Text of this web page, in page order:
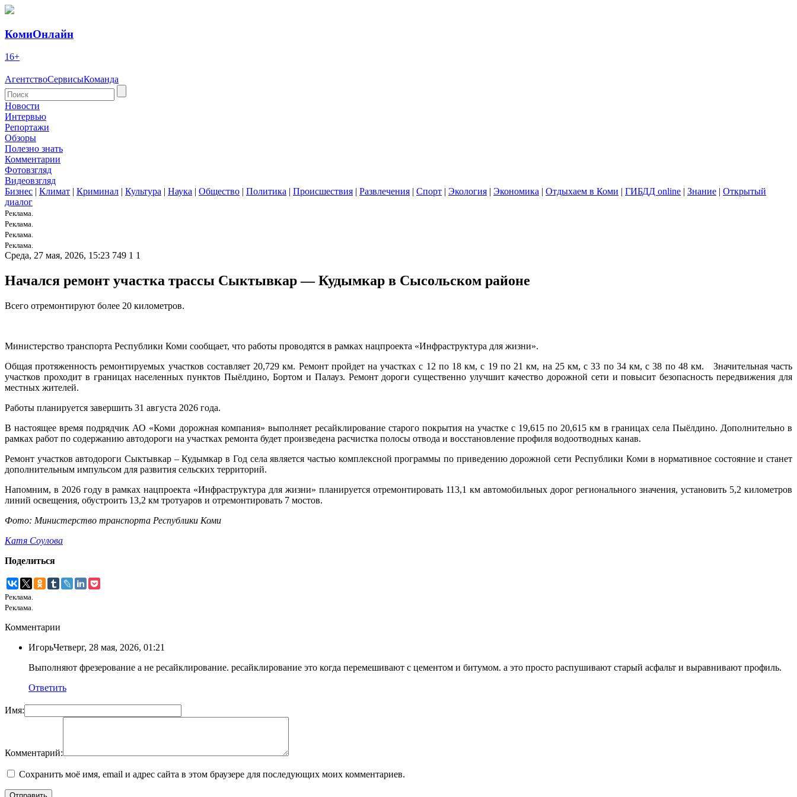
КомиОнлайн
16+
АгентствоСервисыКоманда
Новости
Интервью
Репортажи
Обзоры
Полезно знать
Комментарии
Фотовзгляд
Видеовзгляд
Бизнес | Климат | Криминал | Культура | Наука | Общество | Политика | Происшествия | Развлечения | Спорт | Экология | Экономика | Отдыхаем в Коми | ГИБДД online | Знание | Открытый
диалог
Реклама.
Реклама.
Реклама.
Реклама.
Среда, 27 мая, 2026, 15:23 749 1 1
Начался ремонт участка трассы Сыктывкар — Кудымкар в Сысольском районе
Всего отремонтируют более 20 километров.
Министерство транспорта Республики Коми сообщает, что работы проводятся в рамках нацпроекта «Инфраструктура для жизни».
Общая протяженность ремонтируемых участков составляет 20,729 км. Ремонт пройдет на участках с 12 по 18 км, с 19 по 21 км, на 25 км, с 33 по 34 км, с 38 по 48 км. Значительная часть
участков проходит в границах населенных пунктов Пыёлдино, Бортом и Палауз. Ремонт дороги существенно улучшит качество дорожной сети и повысит безопасность передвижения для
местных жителей.
Работы планируется завершить 31 августа 2026 года.
В настоящее время подрядчик АО «Коми дорожная компания» выполняет ресайклирование старого покрытия на участке с 19,615 по 20,615 км в границах села Пыёлдино. Дополнительно в
рамках работ по содержанию автодороги на участках ремонта будет произведена расчистка полосы отвода и восстановление профиля водоотводных канав.
Ремонт участков автодороги Сыктывкар – Кудымкар в Год села является частью комплексной программы по приведению дорожной сети Республики Коми в нормативное состояние и станет
дополнительным импульсом для развития сельских территорий.
Напомним, в 2026 году в рамках нацпроекта «Инфраструктура для жизни» планируется отремонтировать 113,1 км автомобильных дорог регионального значения, установить 5,2 километров
линий освещения, обустроить 13,2 км тротуаров и отремонтировать 7 мостов.
Фото: Министерство транспорта Республики Коми
Катя Соулова
Поделиться
Реклама.
Реклама.
Комментарии
ИгорьЧетверг, 28 мая, 2026, 01:21
Выполняют фрезерование а не ресайклирование. ресайклирование это когда перемешивают с цементом и битумом. а это просто распушивают старый асфальт и выравнивают профиль.
Ответить
Имя:
Комментарий:
Сохранить моё имя, email и адрес сайта в этом браузере для последующих моих комментариев.